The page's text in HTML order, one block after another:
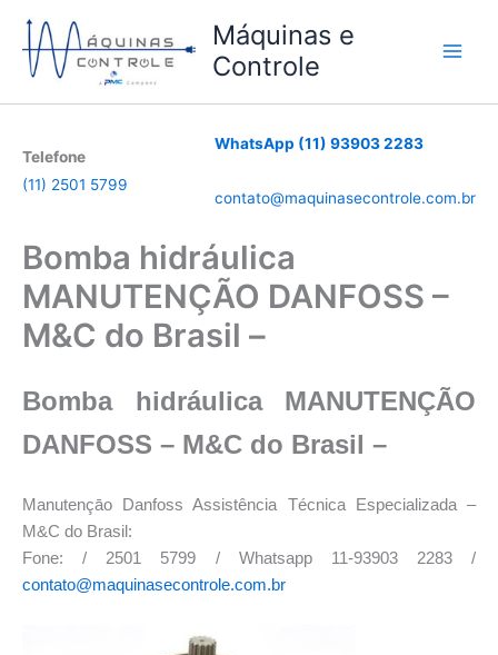
para
Máquinas e
Controle
Telefone
(11) 2501 5799
WhatsApp (11) 93903 2283
contato@maquinasecontrole.com.br
Bomba hidráulica
MANUTENÇÃO DANFOSS –
M&C do Brasil –
Bomba hidráulica MANUTENÇÃO
DANFOSS – M&C do Brasil –
Manutençāo Danfoss Assistência Técnica Especializada –
M&C do Brasil:
Fone: / 2501 5799 / Whatsapp 11-93903 2283 /
contato@maquinasecontrole.com.br